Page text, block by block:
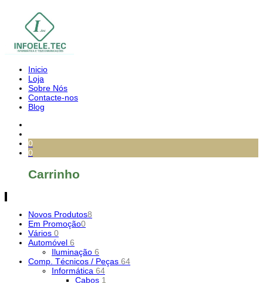
Inicio
Loja
Sobre Nós
Contacte-nos
Blog
0
0
Carrinho
Novos Produtos8
Em Promoção0
Vários 0
Automóvel 6
Iluminação 6
Comp. Técnicos / Peças 64
Informática 64
Cabos 1